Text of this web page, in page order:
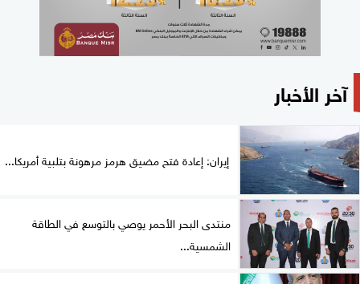
آخر الأخبار
إيران: إعادة فتح مضيق هرمز مرهونة بتلبية أمريكا...
منتدى البحر الأحمر يوصي بالتوسع في الطاقة
الشمسية...